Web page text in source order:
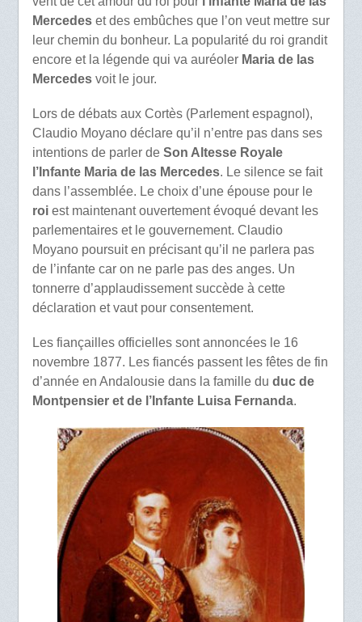
Mercedeset des embûches que l’on veut mettre sur
leur chemin du bonheur. La popularité du roi grandit
encore et la légende qui va auréoler Maria de las
Mercedesvoit le jour.
Lors de débats aux Cortès (Parlement espagnol),
Claudio Moyano déclare qu’il n’entre pas dans ses
intentions de parler de Son Altesse Royale
l’Infante Maria de las Mercedes. Le silence se fait
dans l’assemblée. Le choix d’une épouse pour le
roiest maintenant ouvertement évoqué devant les
parlementaires et le gouvernement. Claudio
Moyano poursuit en précisant qu’il ne parlera pas
de l’infante car on ne parle pas des anges. Un
tonnerre d’applaudissement succède à cette
déclaration et vaut pour consentement.
Les fiançailles officielles sont annoncées le 16
novembre 1877. Les fiancés passent les fêtes de fin
d’année en Andalousie dans la famille du duc de
Montpensier et de l’Infante Luisa Fernanda.